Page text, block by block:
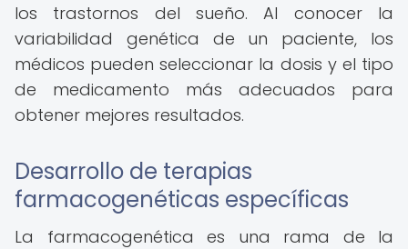
los trastornos del sueño. Al conocer la
variabilidad genética de un paciente, los
médicos pueden seleccionar la dosis y el tipo
de medicamento más adecuados para
obtener mejores resultados.
Desarrollo de terapias
farmacogenéticas específicas
La farmacogenética es una rama de la